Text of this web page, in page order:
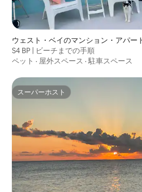
ウェスト・ベイのマンション・アパー
S4 BP | ビーチまでの手順
ペット · 屋外スペース ·駐車スペース
スーパーホスト
スーパーホスト